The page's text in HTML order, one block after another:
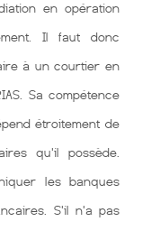
en opération
Il faut donc
à un courtier en
Sa compétence
étroitement de
qu'il possède.
les banques
S'il n'a pas